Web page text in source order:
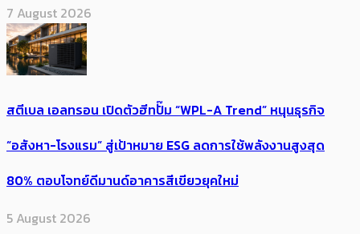
7 August 2026
สตีเบล เอลทรอน เปิดตัวฮีทปั๊ม “WPL-A Trend” หนุนธุรกิจ
“อสังหา-โรงแรม” สู่เป้าหมาย ESG ลดการใช้พลังงานสูงสุด
80% ตอบโจทย์ดีมานด์อาคารสีเขียวยุคใหม่
5 August 2026